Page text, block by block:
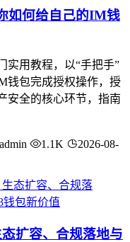
如何给自己的IM钱
实用教程，以“手把手”
钱包完成授权操作，授
安全的核心环节，指南
1.1K
2026-08-
扩容、合规落地与